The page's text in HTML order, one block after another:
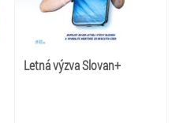
Letná výzva Slovan+